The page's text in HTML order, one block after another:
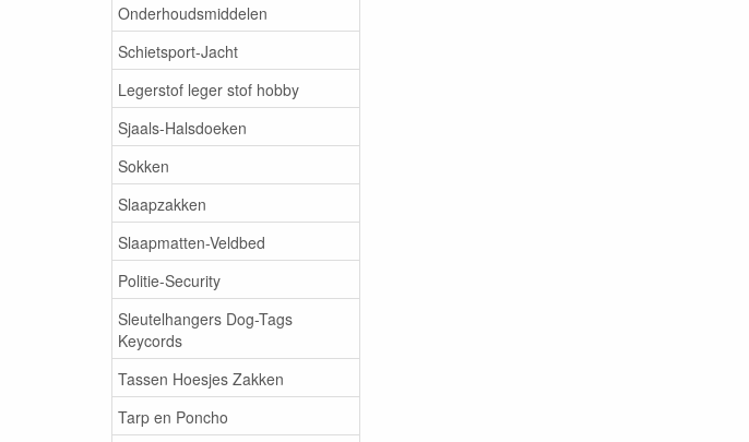
Onderhoudsmiddelen
Schietsport-Jacht
Legerstof leger stof hobby
Sjaals-Halsdoeken
Sokken
Slaapzakken
Slaapmatten-Veldbed
Politie-Security
Sleutelhangers Dog-Tags
Keycords
Tassen Hoesjes Zakken
Tarp en Poncho